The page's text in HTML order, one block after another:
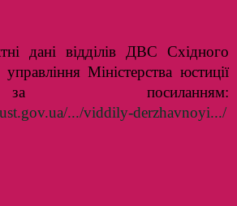
дані відділів ДВС Східного
Міністерства юстиції
.../viddily-derzhavnoyi.../